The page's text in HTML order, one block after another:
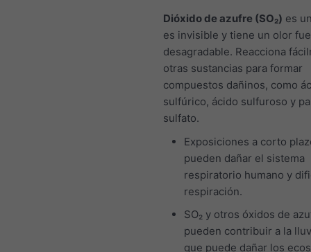
Dióxido de azufre (SO₂) es
es invisible y tiene un olor
desagradable. Reacciona
otras sustancias para formar
compuestos dañinos, como
sulfúrico, ácido sulfuroso y
sulfato.
Exposiciones a corto
pueden dañar el sistema
respiratorio humano y
respiración.
SO₂ y otros óxidos de
pueden contribuir a la
que puede dañar los